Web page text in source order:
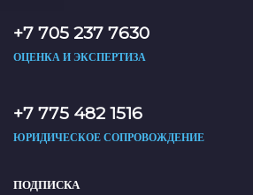
+7 705 237 7630
ОЦЕНКА И ЭКСПЕРТИЗА
+7 775 482 1516
ЮРИДИЧЕСКОЕ СОПРОВОЖДЕНИЕ
ПОДПИСКА